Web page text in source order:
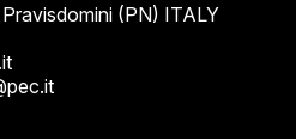
(PN) ITALY